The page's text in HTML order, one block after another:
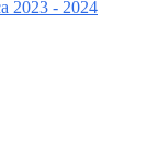
2023 - 2024